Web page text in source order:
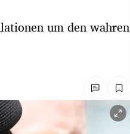
um den wahren